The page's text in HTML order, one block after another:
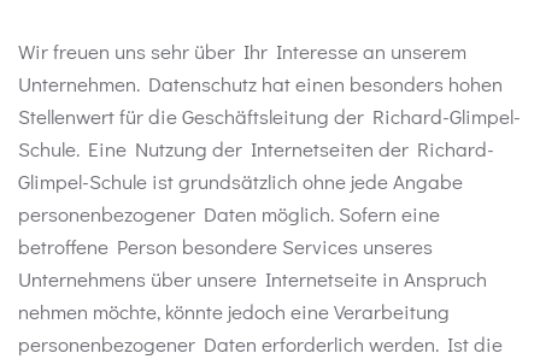
Wir freuen uns sehr über Ihr Interesse an unserem
Unternehmen. Datenschutz hat einen besonders hohen
Stellenwert für die Geschäftsleitung der Richard-Glimpel-
Schule. Eine Nutzung der Internetseiten der Richard-
Glimpel-Schule ist grundsätzlich ohne jede Angabe
personenbezogener Daten möglich. Sofern eine
betroffene Person besondere Services unseres
Unternehmens über unsere Internetseite in Anspruch
nehmen möchte, könnte jedoch eine Verarbeitung
personenbezogener Daten erforderlich werden. Ist die